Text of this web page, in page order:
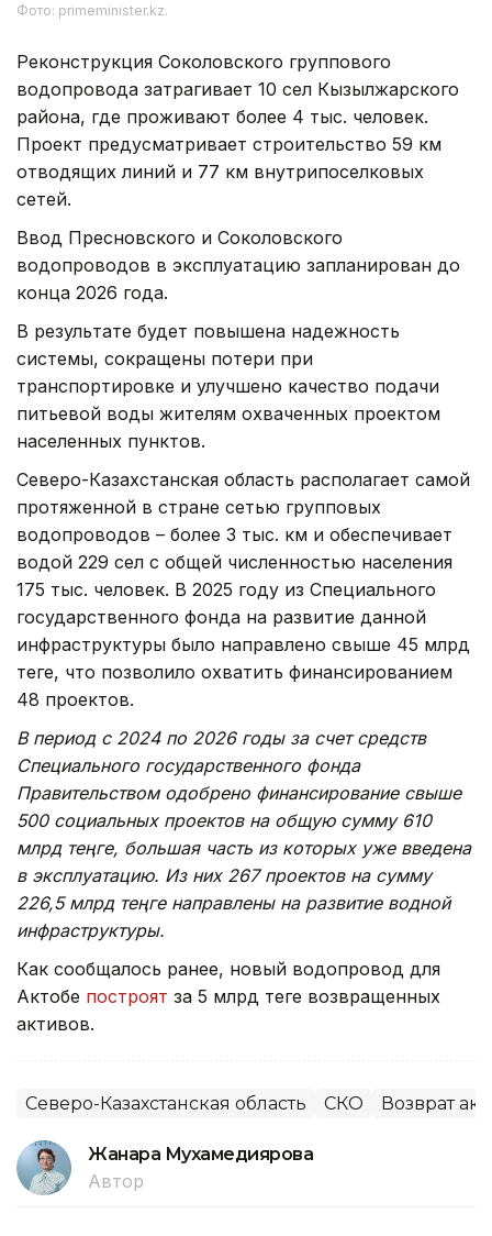
Фото: primeminister.kz.
Реконструкция Соколовского группового
водопровода затрагивает 10 сел Кызылжарского
района, где проживают более 4 тыс. человек.
Проект предусматривает строительство 59 км
отводящих линий и 77 км внутрипоселковых
сетей.
Ввод Пресновского и Соколовского
водопроводов в эксплуатацию запланирован до
конца 2026 года.
В результате будет повышена надежность
системы, сокращены потери при
транспортировке и улучшено качество подачи
питьевой воды жителям охваченных проектом
населенных пунктов.
Северо-Казахстанская область располагает самой
протяженной в стране сетью групповых
водопроводов – более 3 тыс. км и обеспечивает
водой 229 сел с общей численностью населения
175 тыс. человек. В 2025 году из Специального
государственного фонда на развитие данной
инфраструктуры было направлено свыше 45 млрд
теңге, что позволило охватить финансированием
48 проектов.
В период с 2024 по 2026 годы за счет средств
Специального государственного фонда
Правительством одобрено финансирование свыше
500 социальных проектов на общую сумму 610
млрд теңге, большая часть из которых уже введена
в эксплуатацию. Из них 267 проектов на сумму
226,5 млрд теңге направлены на развитие водной
инфраструктуры.
Как сообщалось ранее, новый водопровод для
Актобе построят за 5 млрд теңге возвращенных
активов.
Северо-Казахстанская область СКО Возврат
Жанара Мухамедиярова
Автор